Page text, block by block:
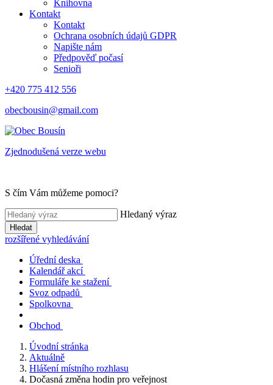
Knihovna
Kontakt
Kontakt
Ochrana osobních údajů GDPR
Napište nám
Předpověď počasí
Senioři
+420 775 412 556
obecbousin@gmail.com
Zjednodušená verze webu
S čím Vám můžeme pomoci?
Hledaný výraz
Hledat
rozšířené vyhledávání
Úřední deska
Kalendář akcí
Formuláře ke stažení
Svoz odpadů
Spolkovna
Obchod
Úvodní stránka
Aktuálně
Hlášení místního rozhlasu
Dočasná změna hodin pro veřejnost